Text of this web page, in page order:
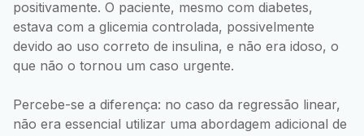
positivamente. O paciente, mesmo com diabetes,
estava com a glicemia controlada, possivelmente
devido ao uso correto de insulina, e não era idoso, o
que não o tornou um caso urgente.
Percebe-se a diferença: no caso da regressão linear,
não era essencial utilizar uma abordagem adicional de